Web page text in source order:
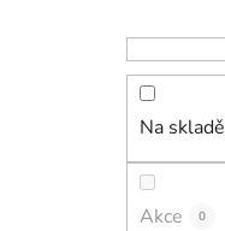
Na skladě
Akce 0